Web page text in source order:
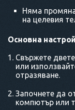
Няма
на целевия
Основна
Свържете
или
отразяване.
Започнете да
компютър или